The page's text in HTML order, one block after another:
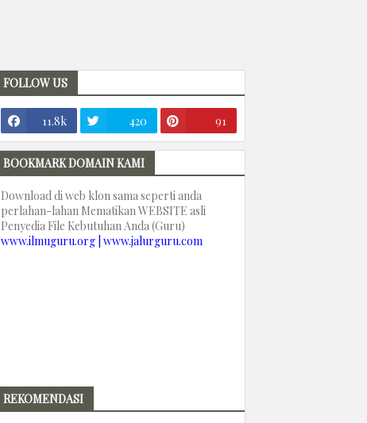
FOLLOW US
11.8k 420 91
BOOKMARK DOMAIN KAMI
Download di web klon sama seperti anda
perlahan-lahan Mematikan WEBSITE asli
Penyedia File Kebutuhan Anda (Guru)
www.ilmuguru.org | www.jalurguru.com
REKOMENDASI